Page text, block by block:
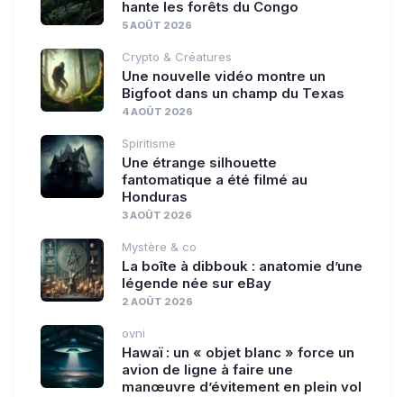
hante les forêts du Congo
5 AOÛT 2026
Crypto & Créatures
Une nouvelle vidéo montre un
Bigfoot dans un champ du Texas
4 AOÛT 2026
Spiritisme
Une étrange silhouette
fantomatique a été filmé au
Honduras
3 AOÛT 2026
Mystère & co
La boîte à dibbouk : anatomie d’une
légende née sur eBay
2 AOÛT 2026
ovni
Hawaï : un « objet blanc » force un
avion de ligne à faire une
manœuvre d’évitement en plein vol